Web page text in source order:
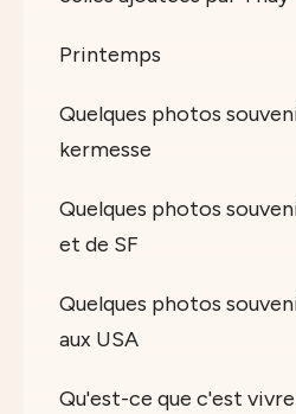
Printemps
Quelques photos
kermesse
Quelques photos
et de SF
Quelques photos
aux USA
Qu'est-ce que c'est